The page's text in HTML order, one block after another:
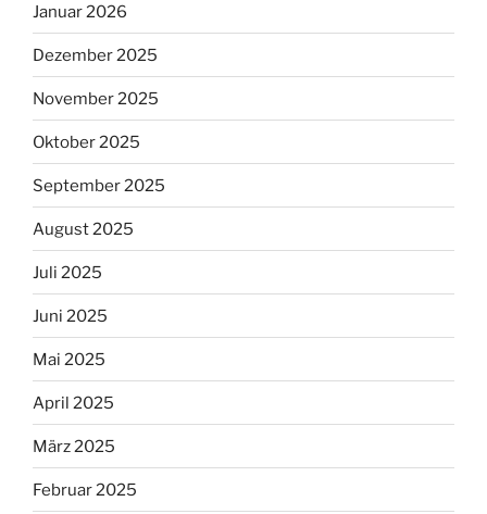
Januar 2026
Dezember 2025
November 2025
Oktober 2025
September 2025
August 2025
Juli 2025
Juni 2025
Mai 2025
April 2025
März 2025
Februar 2025